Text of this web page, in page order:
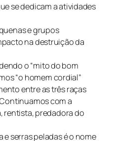
se dedicam a atividades
e grupos
na destruição da
o “mito do bom
“o homem cordial”
entre as três raças
com a
rentista, predadora do
e serras peladas é o nome